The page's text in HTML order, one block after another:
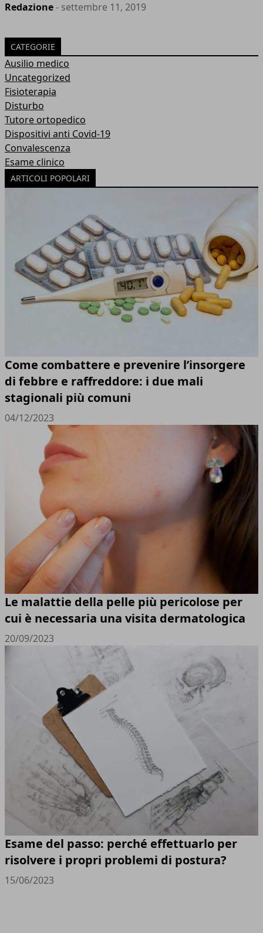
Redazione- settembre 11, 2019
CATEGORIE
Ausilio medico
Uncategorized
Fisioterapia
Disturbo
Tutore ortopedico
Dispositivi anti Covid-19
Convalescenza
Esame clinico
ARTICOLI POPOLARI
Come combattere e prevenire l’insorgere
di febbre e raffreddore: i due mali
stagionali più comuni
04/12/2023
Le malattie della pelle più pericolose per
cui è necessaria una visita dermatologica
20/09/2023
Esame del passo: perché effettuarlo per
risolvere i propri problemi di postura?
15/06/2023